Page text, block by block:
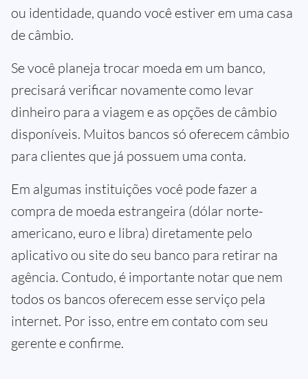
ou identidade, quando você estiver em uma casa
de câmbio.
Se você planeja trocar moeda em um banco,
precisará verificar novamente como levar
dinheiro para a viagem e as opções de câmbio
disponíveis. Muitos bancos só oferecem câmbio
para clientes que já possuem uma conta.
Em algumas instituições você pode fazer a
compra de moeda estrangeira (dólar norte-
americano, euro e libra) diretamente pelo
aplicativo ou site do seu banco para retirar na
agência. Contudo, é importante notar que nem
todos os bancos oferecem esse serviço pela
internet. Por isso, entre em contato com seu
gerente e confirme.